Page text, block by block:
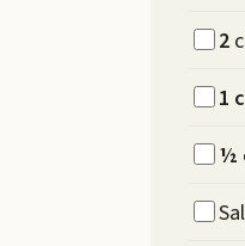
2
1
½